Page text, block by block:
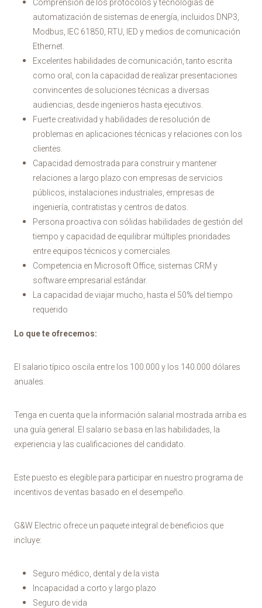
Comprensión de los protocolos y tecnologías de
automatización de sistemas de energía, incluidos DNP3,
Modbus, IEC 61850, RTU, IED y medios de comunicación
Ethernet.
Excelentes habilidades de comunicación, tanto escrita
como oral, con la capacidad de realizar presentaciones
convincentes de soluciones técnicas a diversas
audiencias, desde ingenieros hasta ejecutivos.
Fuerte creatividad y habilidades de resolución de
problemas en aplicaciones técnicas y relaciones con los
clientes.
Capacidad demostrada para construir y mantener
relaciones a largo plazo con empresas de servicios
públicos, instalaciones industriales, empresas de
ingeniería, contratistas y centros de datos.
Persona proactiva con sólidas habilidades de gestión del
tiempo y capacidad de equilibrar múltiples prioridades
entre equipos técnicos y comerciales.
Competencia en Microsoft Office, sistemas CRM y
software empresarial estándar.
La capacidad de viajar mucho, hasta el 50% del tiempo
requerido
Lo que te ofrecemos:
El salario típico oscila entre los 100.000 y los 140.000 dólares
anuales.
Tenga en cuenta que la información salarial mostrada arriba es
una guía general. El salario se basa en las habilidades, la
experiencia y las cualificaciones del candidato.
Este puesto es elegible para participar en nuestro programa de
incentivos de ventas basado en el desempeño.
G&W Electric ofrece un paquete integral de beneficios que
incluye:
Seguro médico, dental y de la vista
Incapacidad a corto y largo plazo
Seguro de vida